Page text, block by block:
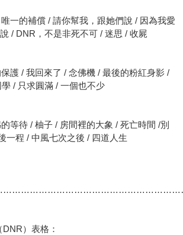
一的補償 / 請你幫我，跟她們說 / 因為我愛
/ DNR，不是非死不可 / 迷思 / 收屍
護 / 我回來了 / 念佛機 / 最後的粉紅身影 /
/ 只求圓滿 / 一個也不少
等待 / 柚子 / 房間裡的大象 / 死亡時間 /別
一程 / 中風七次之後 / 四道人生
）表格：